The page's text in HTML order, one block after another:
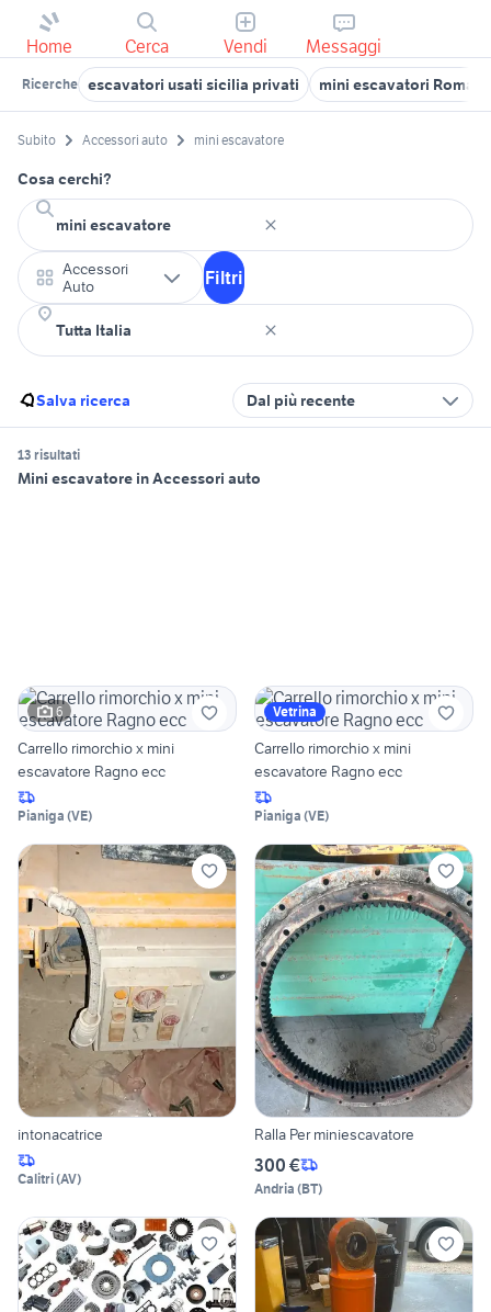
Home Cerca Vendi Messaggi
Ricerche escavatori usati sicilia privati mini escavatori Roma
Subito Accessori auto mini escavatore
Cosa cerchi?
Accessori
Auto
Filtri
Salva ricerca Dal più recente
13 risultati
Mini escavatore in Accessori auto
6
Carrello rimorchio x mini
escavatore Ragno ecc
Pianiga (VE)
Vetrina
Carrello rimorchio x mini
escavatore Ragno ecc
Pianiga (VE)
intonacatrice
Calitri(AV)
Ralla Per miniescavatore
300 €
Andria (BT)